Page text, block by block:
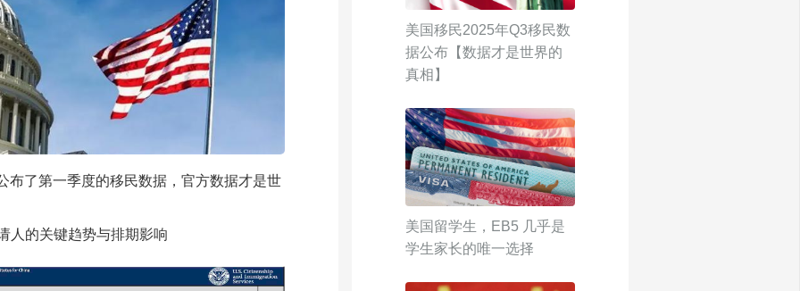
布了第一季度的移民数据，官方数据才是世
人的关键趋势与排期影响
美国移民2025年Q3移民数
据公布【数据才是世界的
真相】
美国留学生，EB5 几乎是
学生家长的唯一选择